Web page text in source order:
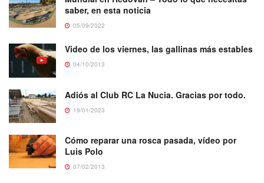
saber, en esta noticia
05/09/2022
Video de los viernes, las gallinas más estables
04/10/2013
Adiós al Club RC La Nucia. Gracias por todo.
19/01/2023
Cómo reparar una rosca pasada, vídeo por
Luis Polo
07/02/2013